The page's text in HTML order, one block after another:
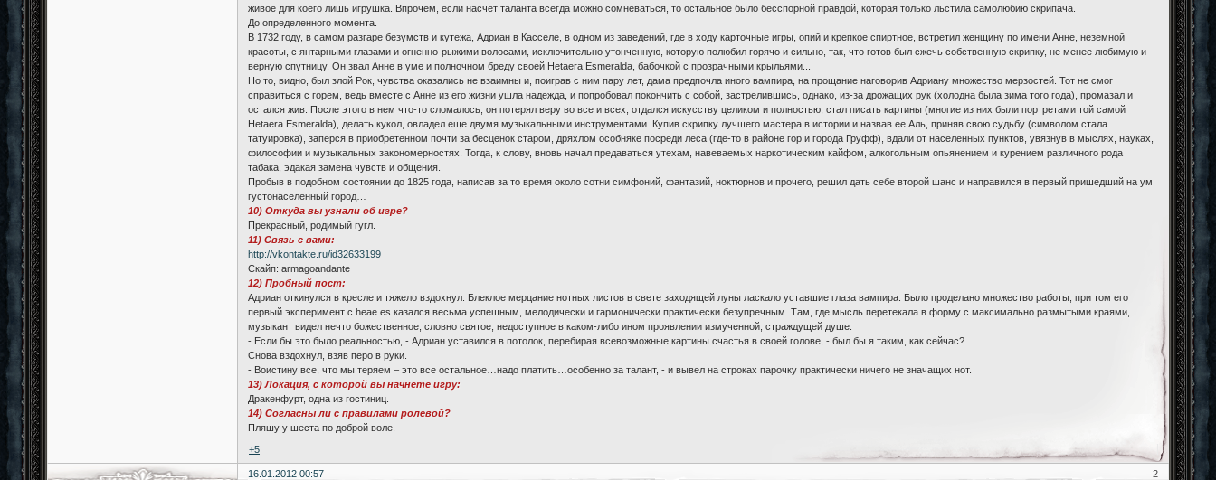
живое для коего лишь игрушка. Впрочем, если насчет таланта всегда можно сомневаться, то остальное было бесспорной правдой, которая только льстила самолюбию скрипача.
До определенного момента.
В 1732 году, в самом разгаре безумств и кутежа, Адриан в Касселе, в одном из заведений, где в ходу карточные игры, опий и крепкое спиртное, встретил женщину по имени Анне, неземной
красоты, с янтарными глазами и огненно-рыжими волосами, исключительно утонченную, которую полюбил горячо и сильно, так, что готов был сжечь собственную скрипку, не менее любимую и
верную спутницу. Он звал Анне в уме и полночном бреду своей Hetaera Esmeralda, бабочкой с прозрачными крыльями...
Но то, видно, был злой Рок, чувства оказались не взаимны и, поиграв с ним пару лет, дама предпочла иного вампира, на прощание наговорив Адриану множество мерзостей. Тот не смог
справиться с горем, ведь вместе с Анне из его жизни ушла надежда, и попробовал покончить с собой, застрелившись, однако, из-за дрожащих рук (холодна была зима того года), промазал и
остался жив. После этого в нем что-то сломалось, он потерял веру во все и всех, отдался искусству целиком и полностью, стал писать картины (многие из них были портретами той самой
Hetaera Esmeralda), делать кукол, овладел еще двумя музыкальными инструментами. Купив скрипку лучшего мастера в истории и назвав ее Аль, приняв свою судьбу (символом стала
татуировка), заперся в приобретенном почти за бесценок старом, дряхлом особняке посреди леса (где-то в районе гор и города Груфф), вдали от населенных пунктов, увязнув в мыслях, науках,
философии и музыкальных закономерностях. Тогда, к слову, вновь начал предаваться утехам, навеваемых наркотическим кайфом, алкогольным опьянением и курением различного рода
табака, эдакая замена чувств и общения.
Пробыв в подобном состоянии до 1825 года, написав за то время около сотни симфоний, фантазий, ноктюрнов и прочего, решил дать себе второй шанс и направился в первый пришедший на ум
густонаселенный город…
10) Откуда вы узнали об игре?
Прекрасный, родимый гугл.
11) Связь с вами:
http://vkontakte.ru/id32633199
Скайп: armagoandante
12) Пробный пост:
Адриан откинулся в кресле и тяжело вздохнул. Блеклое мерцание нотных листов в свете заходящей луны ласкало уставшие глаза вампира. Было проделано множество работы, при том его
первый эксперимент с heae es казался весьма успешным, мелодически и гармонически практически безупречным. Там, где мысль перетекала в форму с максимально размытыми краями,
музыкант видел нечто божественное, словно святое, недоступное в каком-либо ином проявлении измученной, страждущей душе.
- Если бы это было реальностью, - Адриан уставился в потолок, перебирая всевозможные картины счастья в своей голове, - был бы я таким, как сейчас?..
Снова вздохнул, взяв перо в руки.
- Воистину все, что мы теряем – это все остальное…надо платить…особенно за талант, - и вывел на строках парочку практически ничего не значащих нот.
13) Локация, с которой вы начнете игру:
Дракенфурт, одна из гостиниц.
14) Согласны ли с правилами ролевой?
Пляшу у шеста по доброй воле.
+5
2
16.01.2012 00:57